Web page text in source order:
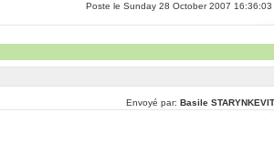
Poste le Sunday 28 October 2007 16:36:03
Envoyé par: Basile